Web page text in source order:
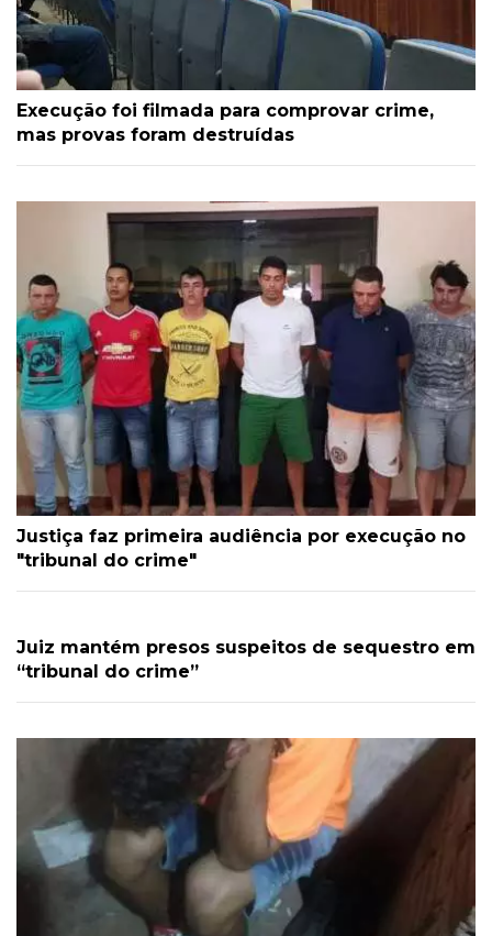
Execução foi filmada para comprovar crime,
mas provas foram destruídas
Justiça faz primeira audiência por execução no
"tribunal do crime"
Juiz mantém presos suspeitos de sequestro em
“tribunal do crime”